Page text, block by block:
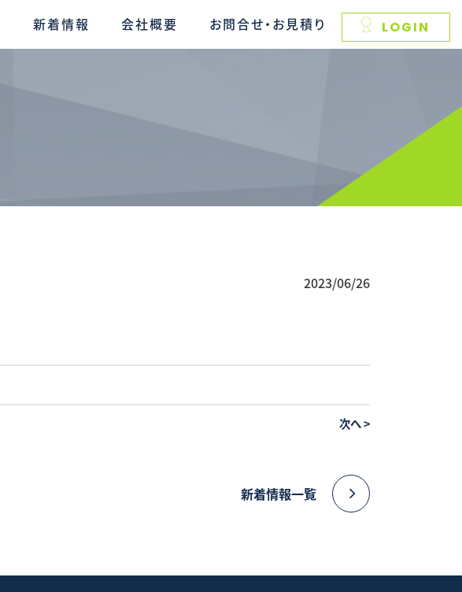
新着情報 会社概要 お問合せ・お見積り LOGIN
2023/06/26
次へ>
新着情報一覧